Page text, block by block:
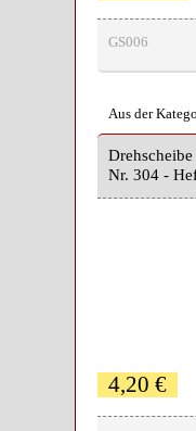
GS006
Aus der
Drehscheibe
Nr. 304 -
4,20 €